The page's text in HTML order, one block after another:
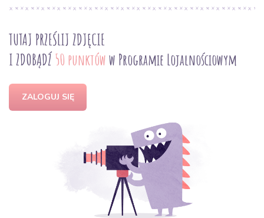
TUTAJ PRZEŚLIJ ZDJĘCIE
I ZDOBĄDŹ 50 punktóww Programie Lojalnościowym
ZALOGUJ SIĘ